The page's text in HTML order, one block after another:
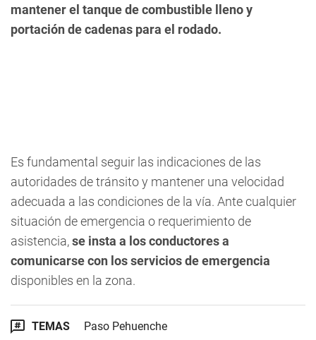
mantener el tanque de combustible lleno y
portación de cadenas para el rodado.
Es fundamental seguir las indicaciones de las
autoridades de tránsito y mantener una velocidad
adecuada a las condiciones de la vía. Ante cualquier
situación de emergencia o requerimiento de
asistencia,se insta a los conductores a
comunicarse con los servicios de emergencia
disponibles en la zona.
TEMAS
Paso Pehuenche